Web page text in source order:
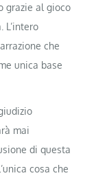
grazie al gioco
L’intero
che
unica base
mai
di questa
cosa che